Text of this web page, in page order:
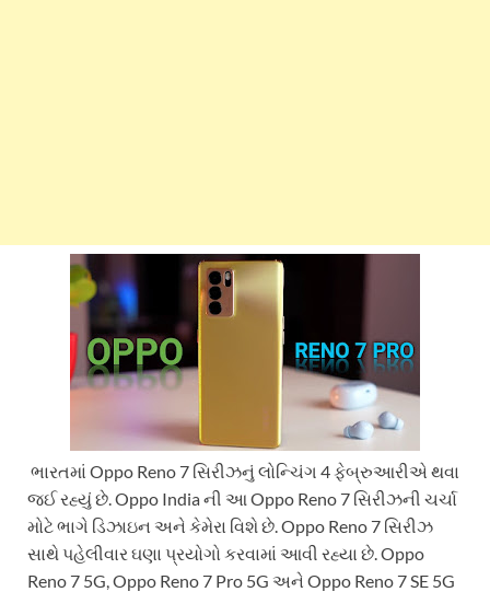
ભારતમાં Oppo Reno 7 સિરીઝનું લોન્ચિંગ 4 ફેબ્રુઆરીએ થવા
જઈ રહ્યું છે. Oppo India ની આ Oppo Reno 7 સિરીઝની ચર્ચા
મોટે ભાગે ડિઝાઇન અને કેમેરા વિશે છે. Oppo Reno 7 સિરીઝ
સાથે પહેલીવાર ઘણા પ્રયોગો કરવામાં આવી રહ્યા છે. Oppo
Reno 7 5G, Oppo Reno 7 Pro 5G અને Oppo Reno 7 SE 5G